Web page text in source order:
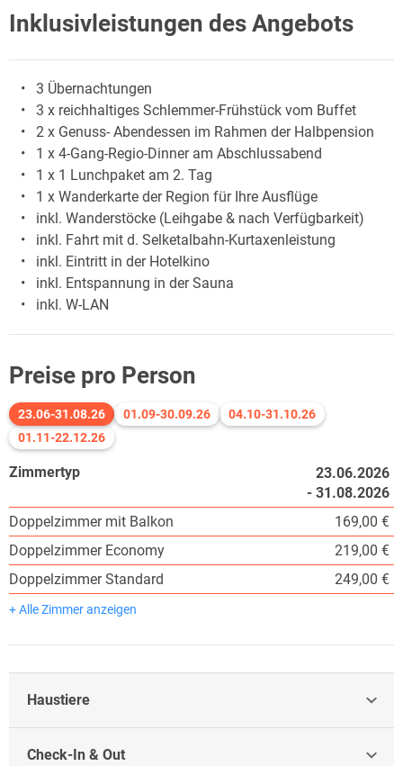
Inklusivleistungen des Angebots
3 Übernachtungen
3 x reichhaltiges Schlemmer-Frühstück vom Buffet
2 x Genuss- Abendessen im Rahmen der Halbpension
1 x 4-Gang-Regio-Dinner am Abschlussabend
1 x 1 Lunchpaket am 2. Tag
1 x Wanderkarte der Region für Ihre Ausflüge
inkl. Wanderstöcke (Leihgabe & nach Verfügbarkeit)
inkl. Fahrt mit d. Selketalbahn-Kurtaxenleistung
inkl. Eintritt in der Hotelkino
inkl. Entspannung in der Sauna
inkl. W-LAN
Preise pro Person
23.06-31.08.26 01.09-30.09.26
04.10-31.10.26
01.11-22.12.26
Zimmertyp
Doppelzimmer mit Balkon
Doppelzimmer Economy
Doppelzimmer Standard
+ Alle Zimmer anzeigen
23.06.2026
- 31.08.2026
169,00 €
219,00 €
249,00 €
Haustiere
Check-In & Out